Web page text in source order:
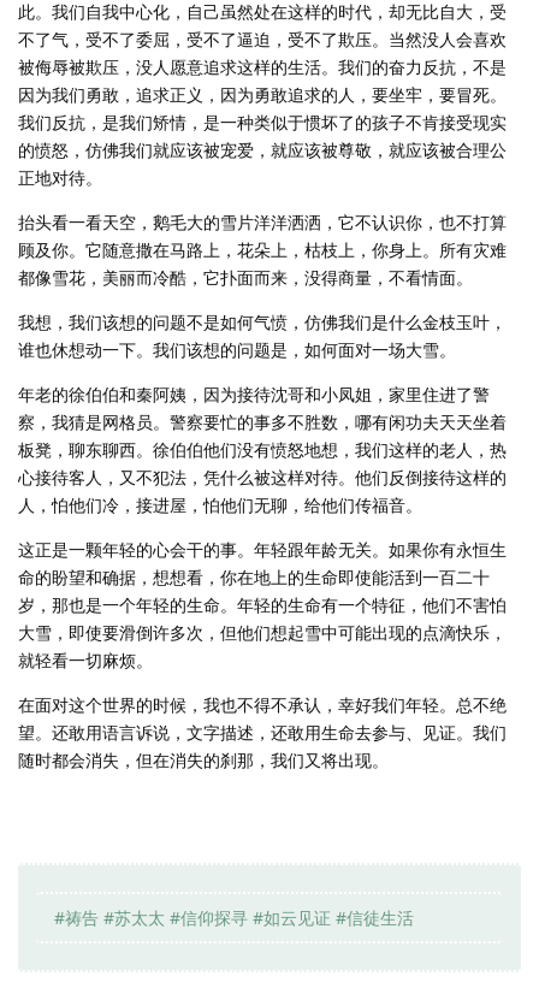
此。我们自我中心化，自己虽然处在这样的时代，却无比自大，受
不了气，受不了委屈，受不了逼迫，受不了欺压。当然没人会喜欢
被侮辱被欺压，没人愿意追求这样的生活。我们的奋力反抗，不是
因为我们勇敢，追求正义，因为勇敢追求的人，要坐牢，要冒死。
我们反抗，是我们矫情，是一种类似于惯坏了的孩子不肯接受现实
的愤怒，仿佛我们就应该被宠爱，就应该被尊敬，就应该被合理公
正地对待。
抬头看一看天空，鹅毛大的雪片洋洋洒洒，它不认识你，也不打算
顾及你。它随意撒在马路上，花朵上，枯枝上，你身上。所有灾难
都像雪花，美丽而冷酷，它扑面而来，没得商量，不看情面。
我想，我们该想的问题不是如何气愤，仿佛我们是什么金枝玉叶，
谁也休想动一下。我们该想的问题是，如何面对一场大雪。
年老的徐伯伯和秦阿姨，因为接待沈哥和小凤姐，家里住进了警
察，我猜是网格员。警察要忙的事多不胜数，哪有闲功夫天天坐着
板凳，聊东聊西。徐伯伯他们没有愤怒地想，我们这样的老人，热
心接待客人，又不犯法，凭什么被这样对待。他们反倒接待这样的
人，怕他们冷，接进屋，怕他们无聊，给他们传福音。
这正是一颗年轻的心会干的事。年轻跟年龄无关。如果你有永恒生
命的盼望和确据，想想看，你在地上的生命即使能活到一百二十
岁，那也是一个年轻的生命。年轻的生命有一个特征，他们不害怕
大雪，即使要滑倒许多次，但他们想起雪中可能出现的点滴快乐，
就轻看一切麻烦。
在面对这个世界的时候，我也不得不承认，幸好我们年轻。总不绝
望。还敢用语言诉说，文字描述，还敢用生命去参与、见证。我们
随时都会消失，但在消失的刹那，我们又将出现。
#祷告 #苏太太 #信仰探寻 #如云见证 #信徒生活